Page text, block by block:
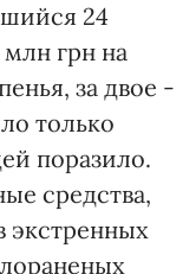
24
млн грн на
за двое -
только
поразило.
средства,
экстренных